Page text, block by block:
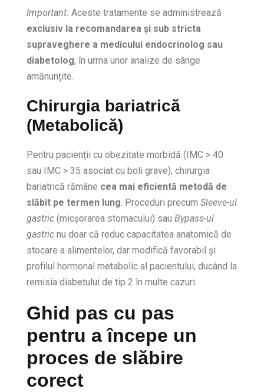
Important: Aceste tratamente se administrează
exclusiv la recomandarea și sub stricta
supraveghere a medicului endocrinolog sau
diabetolog, în urma unor analize de sânge
amănunțite.
Chirurgia bariatrică
(Metabolică)
Pentru pacienții cu obezitate morbidă (IMC > 40
sau IMC > 35 asociat cu boli grave), chirurgia
bariatrică rămâne cea mai eficientă metodă de
slăbit pe termen lung. Proceduri precum Sleeve-ul
gastric (micșorarea stomacului) sau Bypass-ul
gastric nu doar că reduc capacitatea anatomică de
stocare a alimentelor, dar modifică favorabil și
profilul hormonal metabolic al pacientului, ducând la
remisia diabetului de tip 2 în multe cazuri.
Ghid pas cu pas
pentru a începe un
proces de slăbire
corect